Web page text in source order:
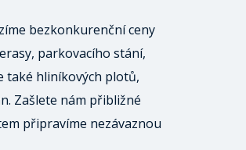
bezkonkurenční ceny
parkovacího stání,
také hliníkových plotů,
Zašlete nám přibližné
připravíme nezávaznou